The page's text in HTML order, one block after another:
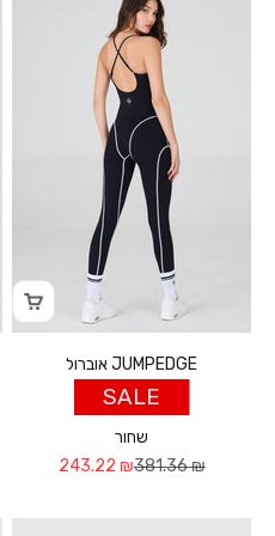
אוברול JUMPEDGE
SALE
שחור
Sale price
243.22 ₪Regular price
381.36 ₪